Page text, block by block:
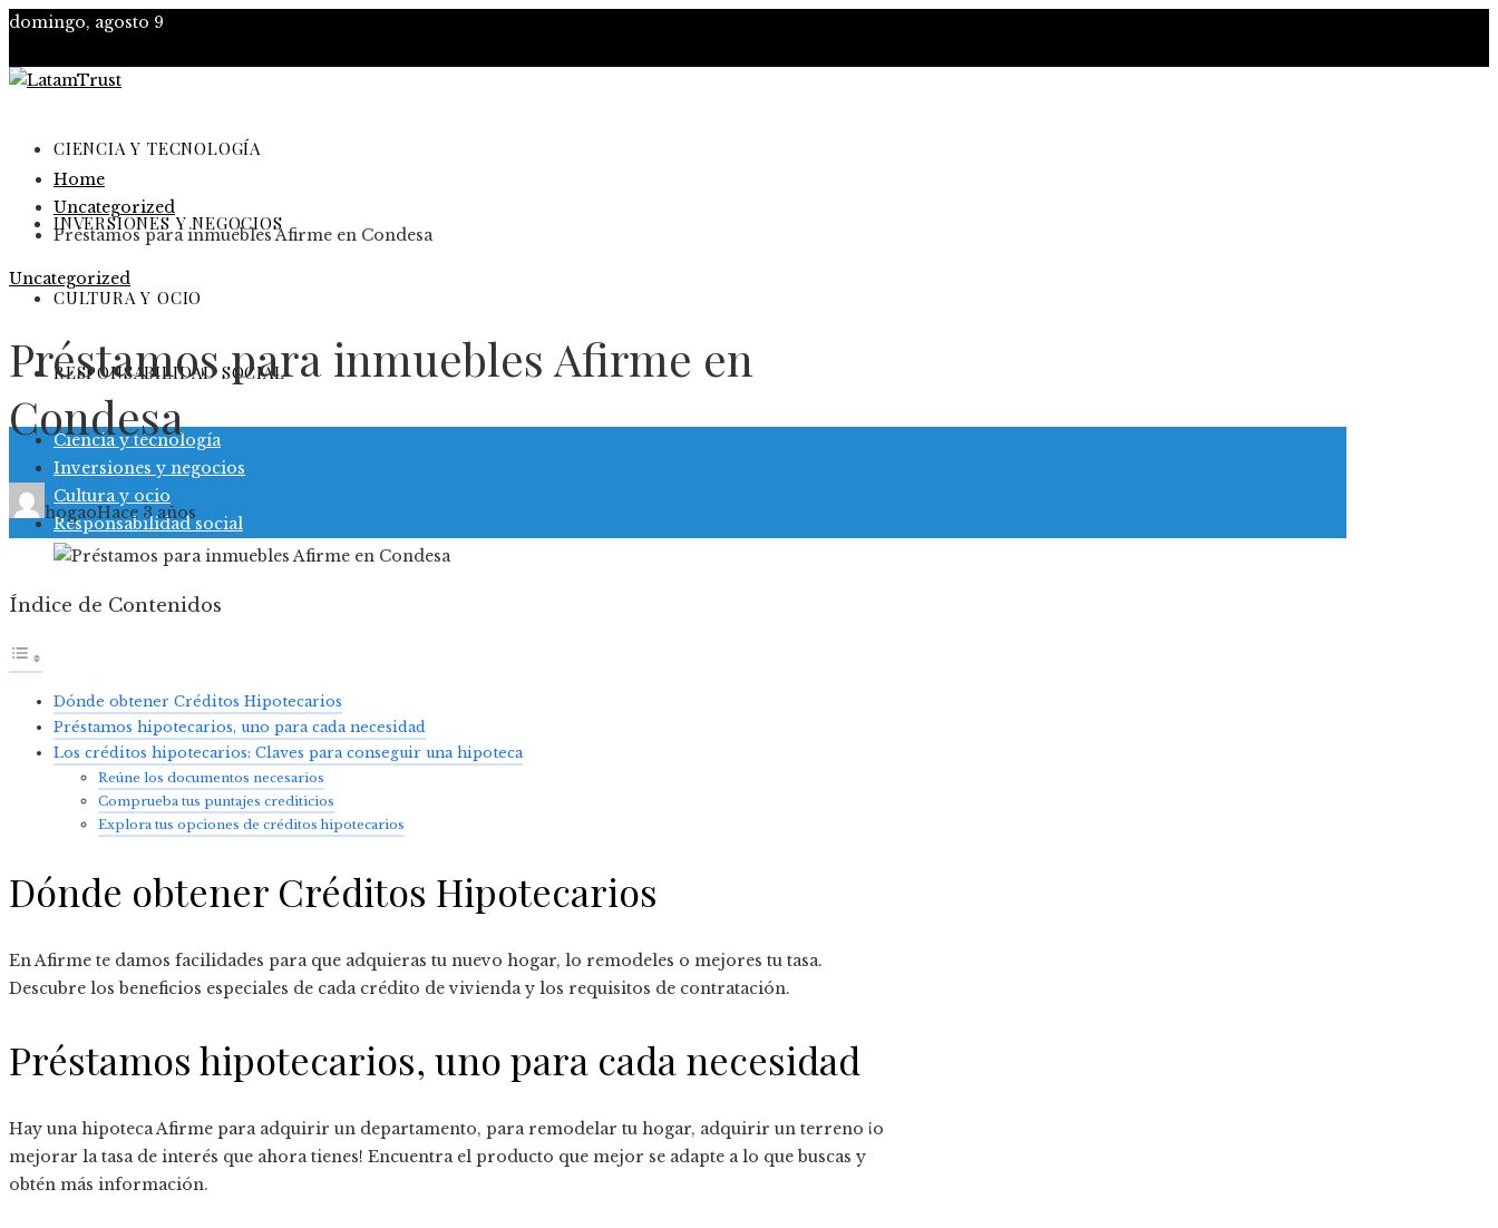
domingo, agosto 9
CIENCIA Y TECNOLOGÍA
INVERSIONES Y NEGOCIOS
CULTURA Y OCIO
RESPONSABILIDAD SOCIAL
Ciencia y tecnología
Inversiones y negocios
Cultura y ocio
Responsabilidad social
Home
Uncategorized
Préstamos para inmuebles Afirme en Condesa
Uncategorized
Préstamos para inmuebles Afirme en
Condesa
hogaoHace 3 años
Índice de Contenidos
Dónde obtener Créditos Hipotecarios
Préstamos hipotecarios, uno para cada necesidad
Los créditos hipotecarios: Claves para conseguir una hipoteca
Reúne los documentos necesarios
Comprueba tus puntajes crediticios
Explora tus opciones de créditos hipotecarios
Dónde obtener Créditos Hipotecarios
En Afirme te damos facilidades para que adquieras tu nuevo hogar, lo remodeles o mejores tu tasa.
Descubre los beneficios especiales de cada crédito de vivienda y los requisitos de contratación.
Préstamos hipotecarios, uno para cada necesidad
Hay una hipoteca Afirme para adquirir un departamento, para remodelar tu hogar, adquirir un terreno ¡o
mejorar la tasa de interés que ahora tienes! Encuentra el producto que mejor se adapte a lo que buscas y
obtén más información.